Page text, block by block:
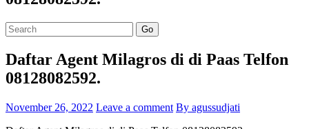
Go
Daftar Agent Milagros di di Paas Telfon
08128082592.
November 26, 2022 Leave a comment By agussudjati